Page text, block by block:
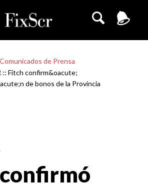
Comunicados de Prensa
:: Fitch confirm&oacute;
de bonos de la Provincia